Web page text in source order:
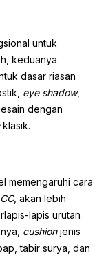
untuk
keduanya
dasar riasan
eye shadow,
dengan
klasik.
memengaruhi cara
CC, akan lebih
lapis urutan
cushionjenis
tabir surya, dan